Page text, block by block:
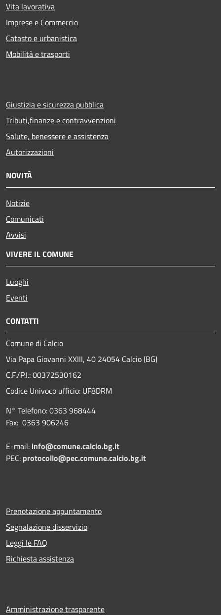
Vita lavorativa
Imprese e Commercio
Catasto e urbanistica
Mobilità e trasporti
Giustizia e sicurezza pubblica
Tributi,finanze e contravvenzioni
Salute, benessere e assistenza
Autorizzazioni
NOVITÀ
Notizie
Comunicati
Avvisi
VIVERE IL COMUNE
Luoghi
Eventi
CONTATTI
Comune di Calcio
Via Papa Giovanni XXIII, 40 24054 Calcio (BG)
C.F./P.I.: 00372530162
Codice Univoco ufficio: UF8DRM
N° Telefono: 0363 968444
Fax: 0363 906246
E-mail: info@comune.calcio.bg.it
PEC: protocollo@pec.comune.calcio.bg.it
Prenotazione appuntamento
Segnalazione disservizio
Leggi le FAQ
Richiesta assistenza
Amministrazione trasparente